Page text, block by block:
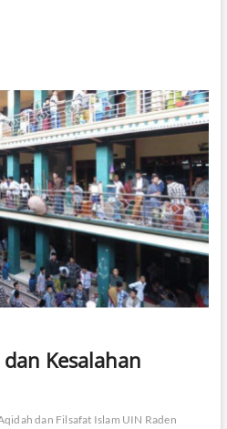
Kesalahan
dan Filsafat Islam UIN Raden